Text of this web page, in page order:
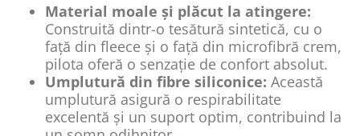
Material moale și plăcut la atingere:
Construită dintr-o tesătură sintetică, cu o
față din fleece și o față din microfibră crem,
pilota oferă o senzație de confort absolut.
Umplutură din fibre siliconice: Această
umplutură asigură o respirabilitate
excelentă și un suport optim, contribuind la